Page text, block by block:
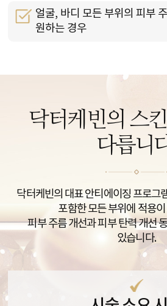
얼굴, 바디 모든 부위의 피부
원하는 경우
닥터케빈의 스
다릅니
닥터케빈의 대표 안티에이징 프로그
포함한 모든 부위에 적용
피부 주름 개선과 피부 탄력 개선
있습니다.